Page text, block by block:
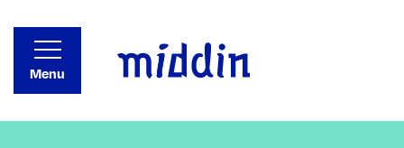
Menu